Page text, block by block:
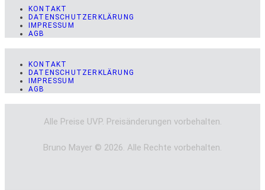
KONTAKT
DATENSCHUTZERKLÄRUNG
IMPRESSUM
AGB
KONTAKT
DATENSCHUTZERKLÄRUNG
IMPRESSUM
AGB
Alle Preise UVP. Preisänderungen vorbehalten.
Bruno Mayer © 2026. Alle Rechte vorbehalten.